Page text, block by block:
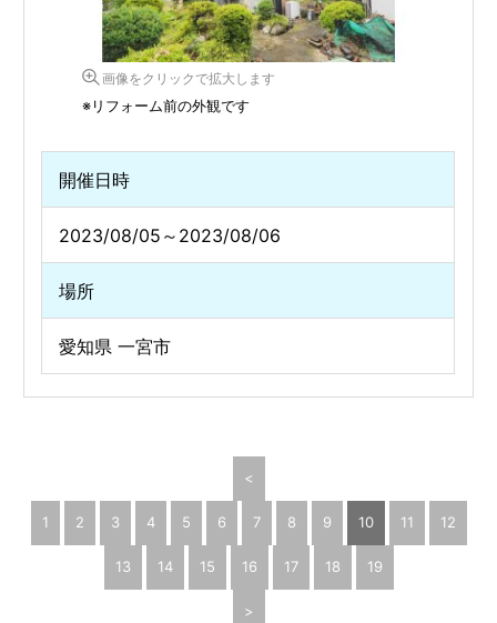
画像をクリックで拡大します
※リフォーム前の外観です
開催日時
2023/08/05～2023/08/06
場所
愛知県 一宮市
<
1 2 3 4 5 6 7 8 9 10 11 12
13 14 15 16 17 18 19
>